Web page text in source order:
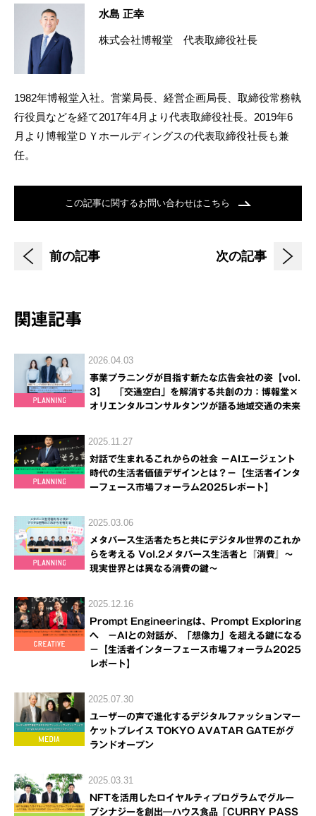
水島 正幸
株式会社博報堂 代表取締役社長
1982年博報堂入社。営業局長、経営企画局長、取締役常務執
行役員などを経て2017年4月より代表取締役社長。2019年6
月より博報堂ＤＹホールディングスの代表取締役社長も兼
任。
この記事に関するお問い合わせはこちら
前の記事 次の記事
関連記事
2026.04.03
事業プラニングが目指す新たな広告会社の姿【vol.
3】 「交通空白」を解消する共創の力：博報堂×
オリエンタルコンサルタンツが語る地域交通の未来
2025.11.27
対話で生まれるこれからの社会 －AIエージェント
時代の生活者価値デザインとは？－【生活者インタ
ーフェース市場フォーラム2025レポート】
2025.03.06
メタバース生活者たちと共にデジタル世界のこれか
らを考える Vol.2メタバース生活者と『消費』～
現実世界とは異なる消費の鍵～
2025.12.16
Prompt Engineeringは、Prompt Exploring
へ －AIとの対話が、「想像力」を超える鍵になる
－【生活者インターフェース市場フォーラム2025
レポート】
2025.07.30
ユーザーの声で進化するデジタルファッションマー
ケットプレイス TOKYO AVATAR GATEがグ
ランドオープン
2025.03.31
NFTを活用したロイヤルティプログラムでグルー
プシナジーを創出―ハウス食品「CURRY PASS